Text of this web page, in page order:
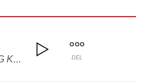
HOLD KJEFT OG KYSS MEG DEL